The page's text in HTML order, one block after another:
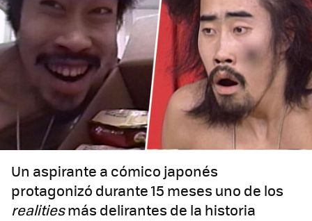
Un aspirante a cómico japonés
protagonizó durante 15 meses uno de los
realitiesmás delirantes de la historia